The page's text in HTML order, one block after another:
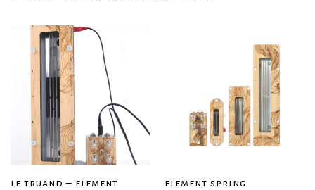
le truand – element
element spring